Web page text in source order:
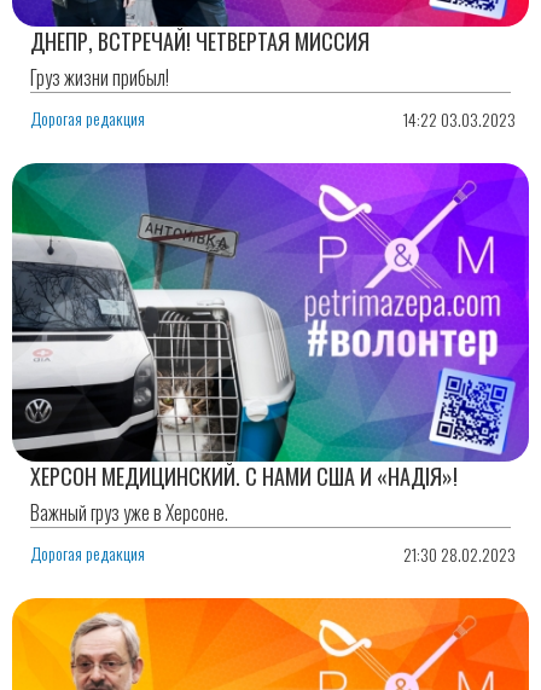
ДНЕПР, ВСТРЕЧАЙ! ЧЕТВЕРТАЯ МИССИЯ
Груз жизни прибыл!
Дорогая редакция 14:22 03.03.2023
ХЕРСОН МЕДИЦИНСКИЙ. С НАМИ США И «НАДІЯ»!
Важный груз уже в Херсоне.
Дорогая редакция 21:30 28.02.2023